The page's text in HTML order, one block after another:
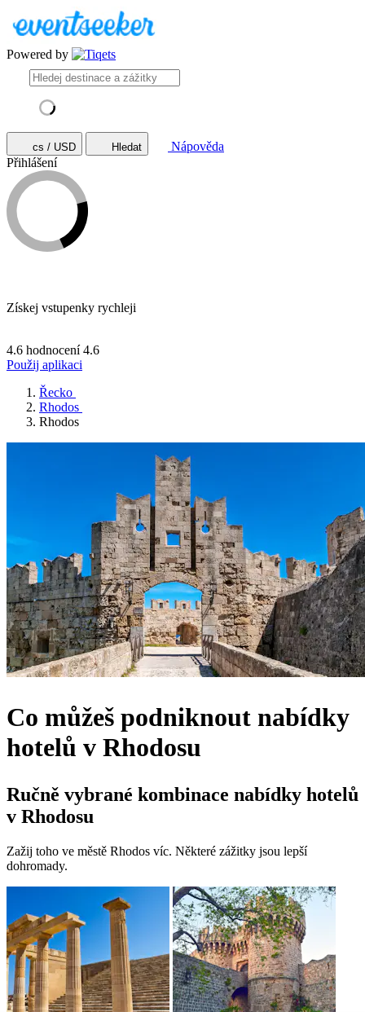
Powered by
cs / USD Hledat
Nápověda
Přihlášení
Získej vstupenky rychleji
4.6 hodnocení 4.6
Použij aplikaci
Řecko
Rhodos
Rhodos
Co můžeš podniknout nabídky
hotelů v Rhodosu
Ručně vybrané kombinace nabídky hotelů
v Rhodosu
Zažij toho ve městě Rhodos víc. Některé zážitky jsou lepší
dohromady.